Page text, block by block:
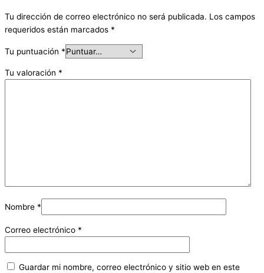
Tu dirección de correo electrónico no será publicada. Los campos
requeridos están marcados *
Tu puntuación *
Tu valoración *
Nombre *
Correo electrónico *
Guardar mi nombre, correo electrónico y sitio web en este